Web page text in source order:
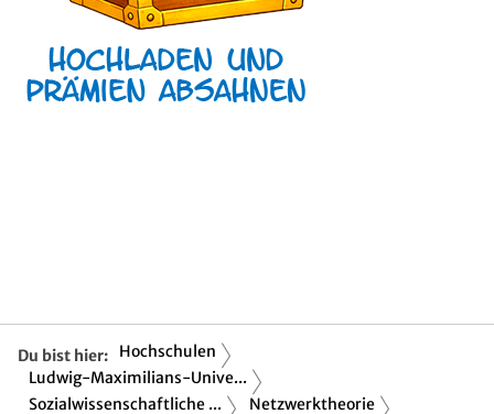
Du bist hier:
Hochschulen
Ludwig-Maximilians-Unive...
Sozialwissenschaftliche ...
Netzwerktheorie